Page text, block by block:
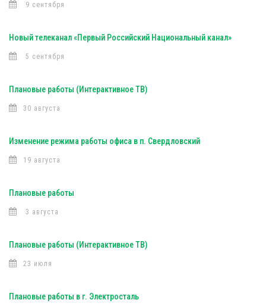
9 сентября
Новый телеканал «Первый Российский Национальный канал»
5 сентября
Плановые работы (Интерактивное ТВ)
30 августа
Изменение режима работы офиса в п. Свердловский
19 августа
Плановые работы
3 августа
Плановые работы (Интерактивное ТВ)
23 июля
Плановые работы в г. Электросталь